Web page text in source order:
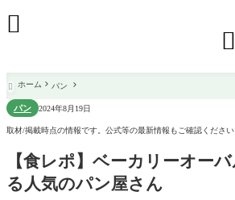


 ホーム パン
パン 2024年8月19日
取材/掲載時点の情報です。公式等の最新情報もご確認ください
【食レポ】ベーカリーオー
る人気のパン屋さん